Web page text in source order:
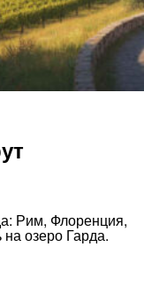
Рим, Флоренция,
озеро Гарда.